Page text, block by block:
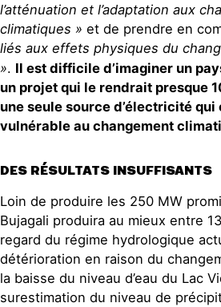
l’atténuation et l’adaptation aux
climatiques » et de prendre en
liés aux effets physiques du
». Il est difficile d’imaginer un
un projet qui le rendrait presque
une seule source d’électricité
vulnérable au changement
DES RÉSULTATS INSUFFISANTS
Loin de produire les 250 MW
Bujagali produira au mieux entre
regard du régime hydrologique
détérioration en raison du
la baisse du niveau d’eau du Lac
surestimation du niveau de